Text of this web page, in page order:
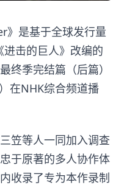
》是基于全球发行量
击的巨人》改编的
终季完结篇（后篇）
在NHK综合频道播
笠等人一同加入调查
于原著的多人协作体
收录了专为本作录制